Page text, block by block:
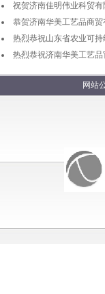
祝贺济南佳明伟业科贸
恭贺济南华美工艺品商
热烈恭祝山东省农业可
热烈恭祝济南华美工艺
网站